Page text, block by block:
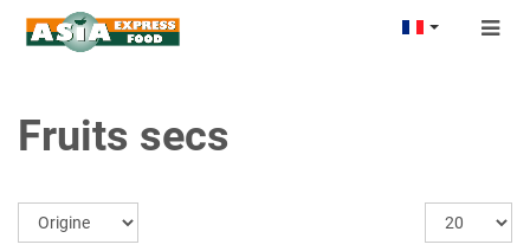
Fruits secs